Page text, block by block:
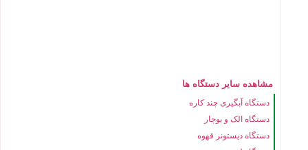
مشاهده سایر دستگاه ها
دستگاه آبگیری چند کاره
دستگاه الک و بوجار
دستگاه دیستونر قهوه